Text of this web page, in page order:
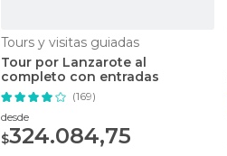
Tours y visitas guiadas
Tour por Lanzarote al
completo con entradas
(169)
desde
$324.084,75